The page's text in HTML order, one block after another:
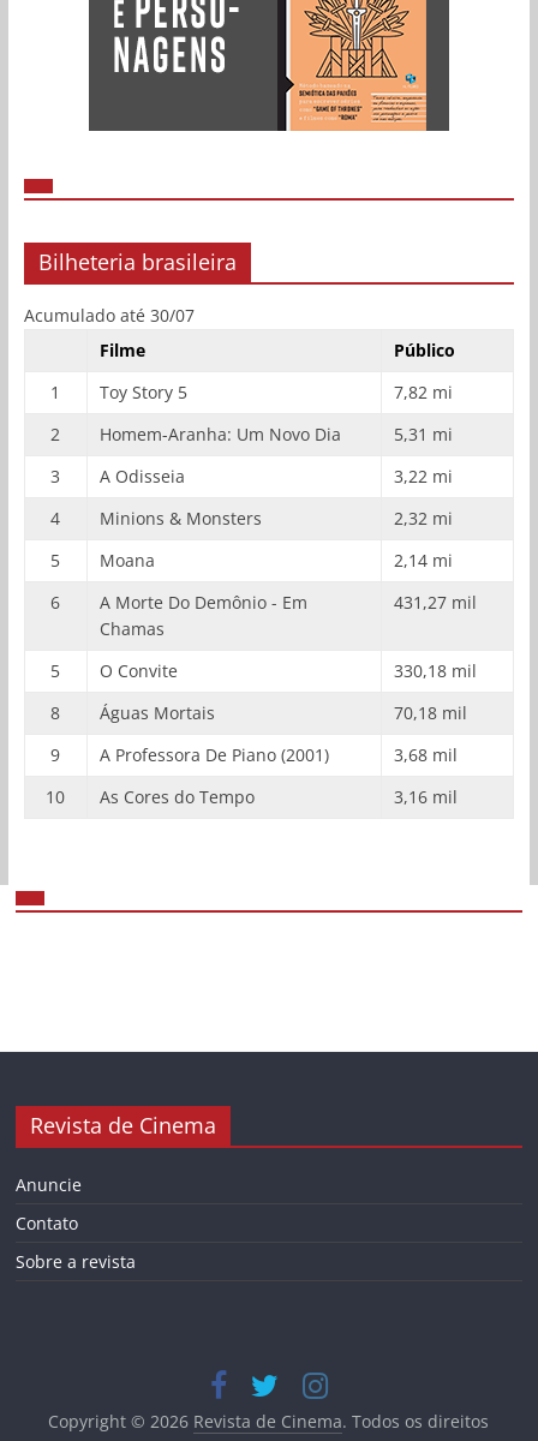
Bilheteria brasileira
Acumulado até 30/07
Filme
Público
1
Toy Story 5
7,82 mi
2
Homem-Aranha: Um Novo Dia
5,31 mi
3
A Odisseia
3,22 mi
4
Minions & Monsters
2,32 mi
5
Moana
2,14 mi
6
A Morte Do Demônio - Em
Chamas
431,27 mil
5 O Convite
330,18 mil
8
Águas Mortais
70,18 mil
9
A Professora De Piano (2001)
3,68 mil
10
As Cores do Tempo 3,16 mil
Revista de Cinema
Anuncie
Contato
Sobre a revista
Copyright © 2026 Revista de Cinema. Todos os direitos